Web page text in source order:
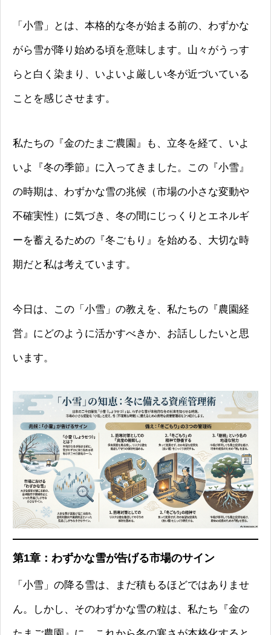
「小雪」とは、本格的な冬が始まる前の、わずかな
がら雪が降り始める頃を意味します。山々がうっす
らと白く染まり、いよいよ厳しい冬が近づいている
ことを感じさせます。
私たちの『金のたまご農園』も、立冬を経て、いよ
いよ『冬の季節』に入ってきました。この『小雪』
の時期は、わずかな雪の兆候（市場の小さな変動や
不確実性）に気づき、冬の間にじっくりとエネルギ
ーを蓄えるための『冬ごもり』を始める、大切な時
期だと私は考えています。
今日は、この「小雪」の教えを、私たちの『農園経
営』にどのように活かすべきか、お話ししたいと思
います。
第1章：わずかな雪が告げる市場のサイン
「小雪」の降る雪は、まだ積もるほどではありませ
ん。しかし、そのわずかな雪の粒は、私たち『金の